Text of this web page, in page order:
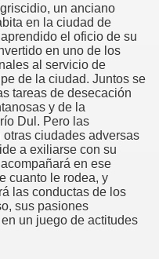
un anciano
en la ciudad de
el oficio de su
en uno de los
al servicio de
de la ciudad. Juntos se
tareas de desecación
y de la
Dul. Pero las
ciudades adversas
a exiliarse con su
en ese
cuanto le rodea, y
las conductas de los
sus pasiones
un juego de actitudes